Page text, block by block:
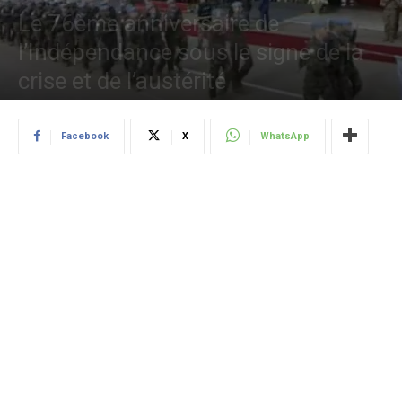
Le 76ème anniversaire de
l’Indépendance sous le signe de la
crise et de l’austérité
Facebook X WhatsApp